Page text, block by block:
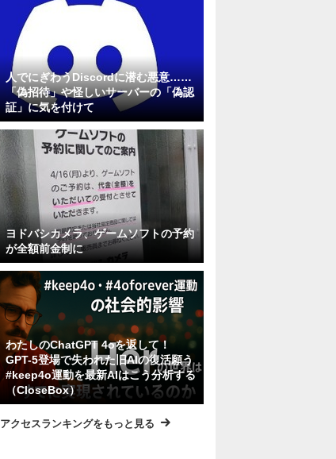
人でにぎわうDiscordに潜む悪意……
「偽招待」や怪しいサーバーの「偽認
証」に気を付けて
ヨドバシカメラ、ゲームソフトの予約
が全額前金制に
わたしのChatGPT 4oを返して！
GPT-5登場で失われた旧AIの復活願う
#keep4o運動を最新AIはこう分析する
（CloseBox）
アクセスランキングをもっと見る